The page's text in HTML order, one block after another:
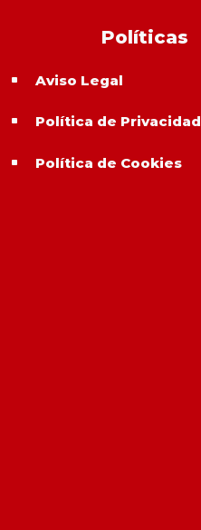
Políticas
^ Aviso Legal
^ Política de Privacidad
^ Política de Cookies